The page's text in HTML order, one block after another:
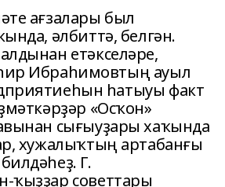
ағзалары был
әлбиттә, белгән.
етәкселәре,
Ибраһимовтың ауыл
һатыуы факт
«Осҡон»
сығыуҙары хаҡында
хужалыҡтың артабанғы
Г.
ҡыҙҙар советтары